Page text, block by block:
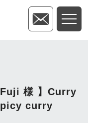
Fuji 様 】Curry
curry